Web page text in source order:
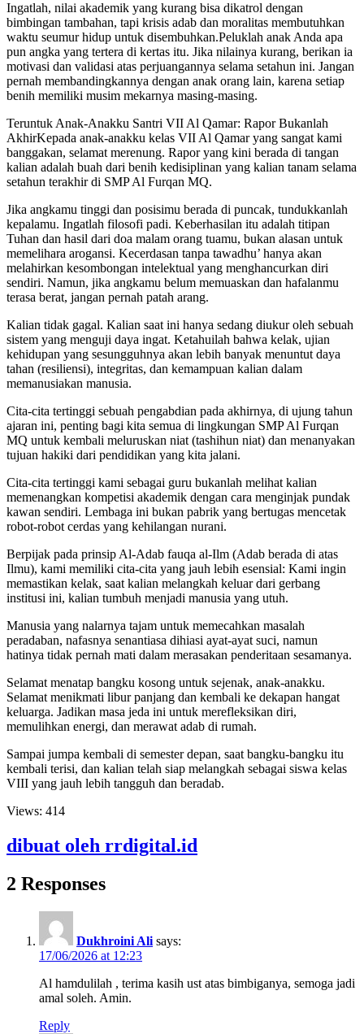
Ingatlah, nilai akademik yang kurang bisa dikatrol dengan
bimbingan tambahan, tapi krisis adab dan moralitas membutuhkan
waktu seumur hidup untuk disembuhkan.Peluklah anak Anda apa
pun angka yang tertera di kertas itu. Jika nilainya kurang, berikan ia
motivasi dan validasi atas perjuangannya selama setahun ini. Jangan
pernah membandingkannya dengan anak orang lain, karena setiap
benih memiliki musim mekarnya masing-masing.
Teruntuk Anak-Anakku Santri VII Al Qamar: Rapor Bukanlah
AkhirKepada anak-anakku kelas VII Al Qamar yang sangat kami
banggakan, selamat merenung. Rapor yang kini berada di tangan
kalian adalah buah dari benih kedisiplinan yang kalian tanam selama
setahun terakhir di SMP Al Furqan MQ.
Jika angkamu tinggi dan posisimu berada di puncak, tundukkanlah
kepalamu. Ingatlah filosofi padi. Keberhasilan itu adalah titipan
Tuhan dan hasil dari doa malam orang tuamu, bukan alasan untuk
memelihara arogansi. Kecerdasan tanpa tawadhu’ hanya akan
melahirkan kesombongan intelektual yang menghancurkan diri
sendiri. Namun, jika angkamu belum memuaskan dan hafalanmu
terasa berat, jangan pernah patah arang.
Kalian tidak gagal. Kalian saat ini hanya sedang diukur oleh sebuah
sistem yang menguji daya ingat. Ketahuilah bahwa kelak, ujian
kehidupan yang sesungguhnya akan lebih banyak menuntut daya
tahan (resiliensi), integritas, dan kemampuan kalian dalam
memanusiakan manusia.
Cita-cita tertinggi sebuah pengabdian pada akhirnya, di ujung tahun
ajaran ini, penting bagi kita semua di lingkungan SMP Al Furqan
MQ untuk kembali meluruskan niat (tashihun niat) dan menanyakan
tujuan hakiki dari pendidikan yang kita jalani.
Cita-cita tertinggi kami sebagai guru bukanlah melihat kalian
memenangkan kompetisi akademik dengan cara menginjak pundak
kawan sendiri. Lembaga ini bukan pabrik yang bertugas mencetak
robot-robot cerdas yang kehilangan nurani.
Berpijak pada prinsip Al-Adab fauqa al-Ilm (Adab berada di atas
Ilmu), kami memiliki cita-cita yang jauh lebih esensial: Kami ingin
memastikan kelak, saat kalian melangkah keluar dari gerbang
institusi ini, kalian tumbuh menjadi manusia yang utuh.
Manusia yang nalarnya tajam untuk memecahkan masalah
peradaban, nafasnya senantiasa dihiasi ayat-ayat suci, namun
hatinya tidak pernah mati dalam merasakan penderitaan sesamanya.
Selamat menatap bangku kosong untuk sejenak, anak-anakku.
Selamat menikmati libur panjang dan kembali ke dekapan hangat
keluarga. Jadikan masa jeda ini untuk merefleksikan diri,
memulihkan energi, dan merawat adab di rumah.
Sampai jumpa kembali di semester depan, saat bangku-bangku itu
kembali terisi, dan kalian telah siap melangkah sebagai siswa kelas
VIII yang jauh lebih tangguh dan beradab.
Views: 414
dibuat oleh rrdigital.id
2 Responses
Dukhroini Ali says:
17/06/2026 at 12:23
Al hamdulilah , terima kasih ust atas bimbiganya, semoga jadi
amal soleh. Amin.
Reply